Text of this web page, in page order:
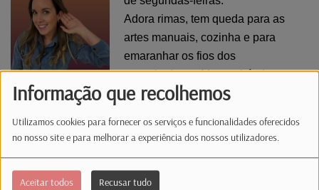
Informação que recolhemos
Utilizamos cookies para fornecer os serviços e funcionalidades oferecidos
no nosso site e para melhorar a experiência dos nossos utilizadores.
Aceitar todos Recusar tudo
Adora rimas, tem queda para as
artes manuais, cozinha e para
emaranhar os fios dos
auscultadores. Mas se há algo que
faz bem é trocar os nomes dos
Considera-se um ser irrequieto, mas